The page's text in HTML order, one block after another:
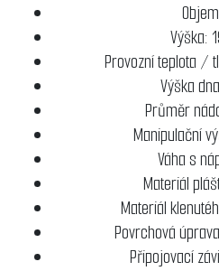
Výška:
Provozní teplota /
Výška
Průměr
Manipulační
Váha s
Materiál
Materiál
Povrchová
Připojovací